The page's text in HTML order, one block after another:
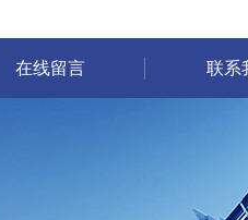
在线留言 联系